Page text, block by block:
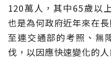
120萬人，其中65歲以
也是為何政府近年來在
至連交通部的考照、無
伐，以因應快速變化的人